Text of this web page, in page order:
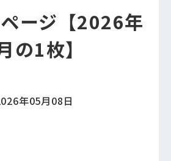
ージ【2026年
の1枚】
年05月08日